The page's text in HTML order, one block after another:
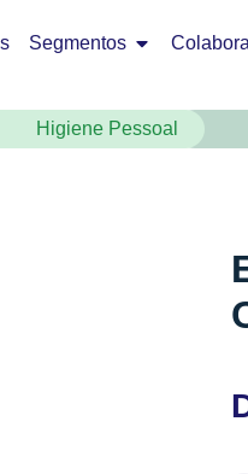
Segmentos
Higiene Pessoal